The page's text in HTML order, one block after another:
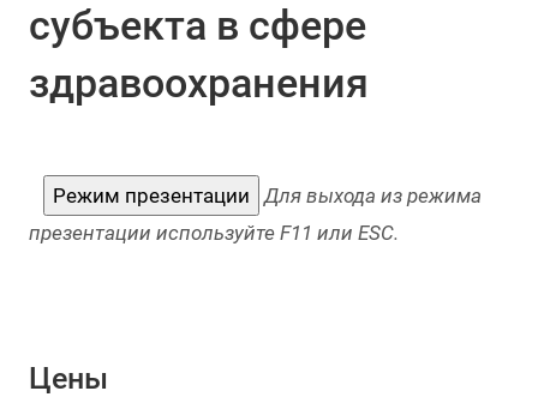
субъекта в сфере
здравоохранения
Режим презентации Для выхода из режима
презентации используйте F11 или ESC.
Цены